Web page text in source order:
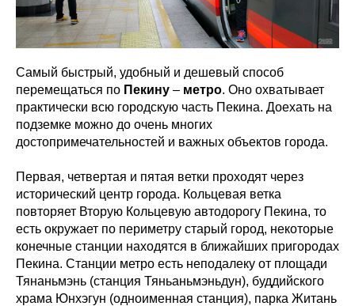
Самый быстрый, удобный и дешевый способ
перемещаться по Пекину – метро. Оно охватывает
практически всю городскую часть Пекина. Доехать на
подземке можно до очень многих
достопримечательностей и важных объектов города.
Первая, четвертая и пятая ветки проходят через
исторический центр города. Кольцевая ветка
повторяет Вторую Кольцевую автодорогу Пекина, то
есть окружает по периметру старый город, некоторые
конечные станции находятся в ближайших пригородах
Пекина. Станции метро есть неподалеку от площади
Тянаньмэнь (станция Тяньаньмэньдун), буддийского
храма Юнхэгун (одноименная станция), парка Житань